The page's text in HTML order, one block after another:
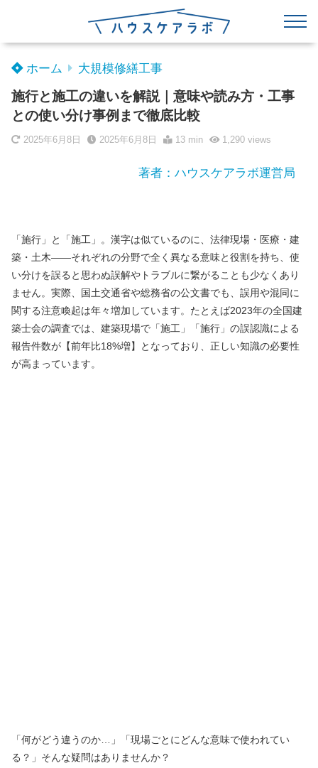
ホーム 大規模修繕工事
施行と施工の違いを解説｜意味や読み方・工事
との使い分け事例まで徹底比較
2025年6月8日 2025年6月8日 13 min 1,290views
著者：ハウスケアラボ運営局
「施行」と「施工」。漢字は似ているのに、法律現場・医療・建
築・土木――それぞれの分野で全く異なる意味と役割を持ち、使
い分けを誤ると思わぬ誤解やトラブルに繋がることも少なくあり
ません。実際、国土交通省や総務省の公文書でも、誤用や混同に
関する注意喚起は年々増加しています。たとえば2023年の全国建
築士会の調査では、建築現場で「施工」「施行」の誤認識による
報告件数が【前年比18%増】となっており、正しい知識の必要性
が高まっています。
「何がどう違うのか…」「現場ごとにどんな意味で使われてい
る？」そんな疑問はありませんか？